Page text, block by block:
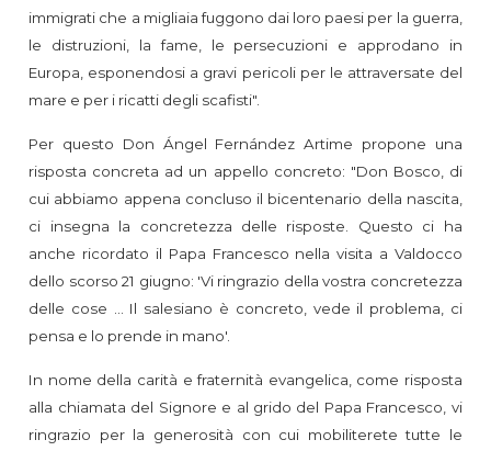
immigrati che a migliaia fuggono dai loro paesi per la guerra,
le distruzioni, la fame, le persecuzioni e approdano in
Europa, esponendosi a gravi pericoli per le attraversate del
mare e per i ricatti degli scafisti".
Per questo Don Ángel Fernández Artime propone una
risposta concreta ad un appello concreto: "Don Bosco, di
cui abbiamo appena concluso il bicentenario della nascita,
ci insegna la concretezza delle risposte. Questo ci ha
anche ricordato il Papa Francesco nella visita a Valdocco
dello scorso 21 giugno: 'Vi ringrazio della vostra concretezza
delle cose ... Il salesiano è concreto, vede il problema, ci
pensa e lo prende in mano'.
In nome della carità e fraternità evangelica, come risposta
alla chiamata del Signore e al grido del Papa Francesco, vi
ringrazio per la generosità con cui mobiliterete tutte le